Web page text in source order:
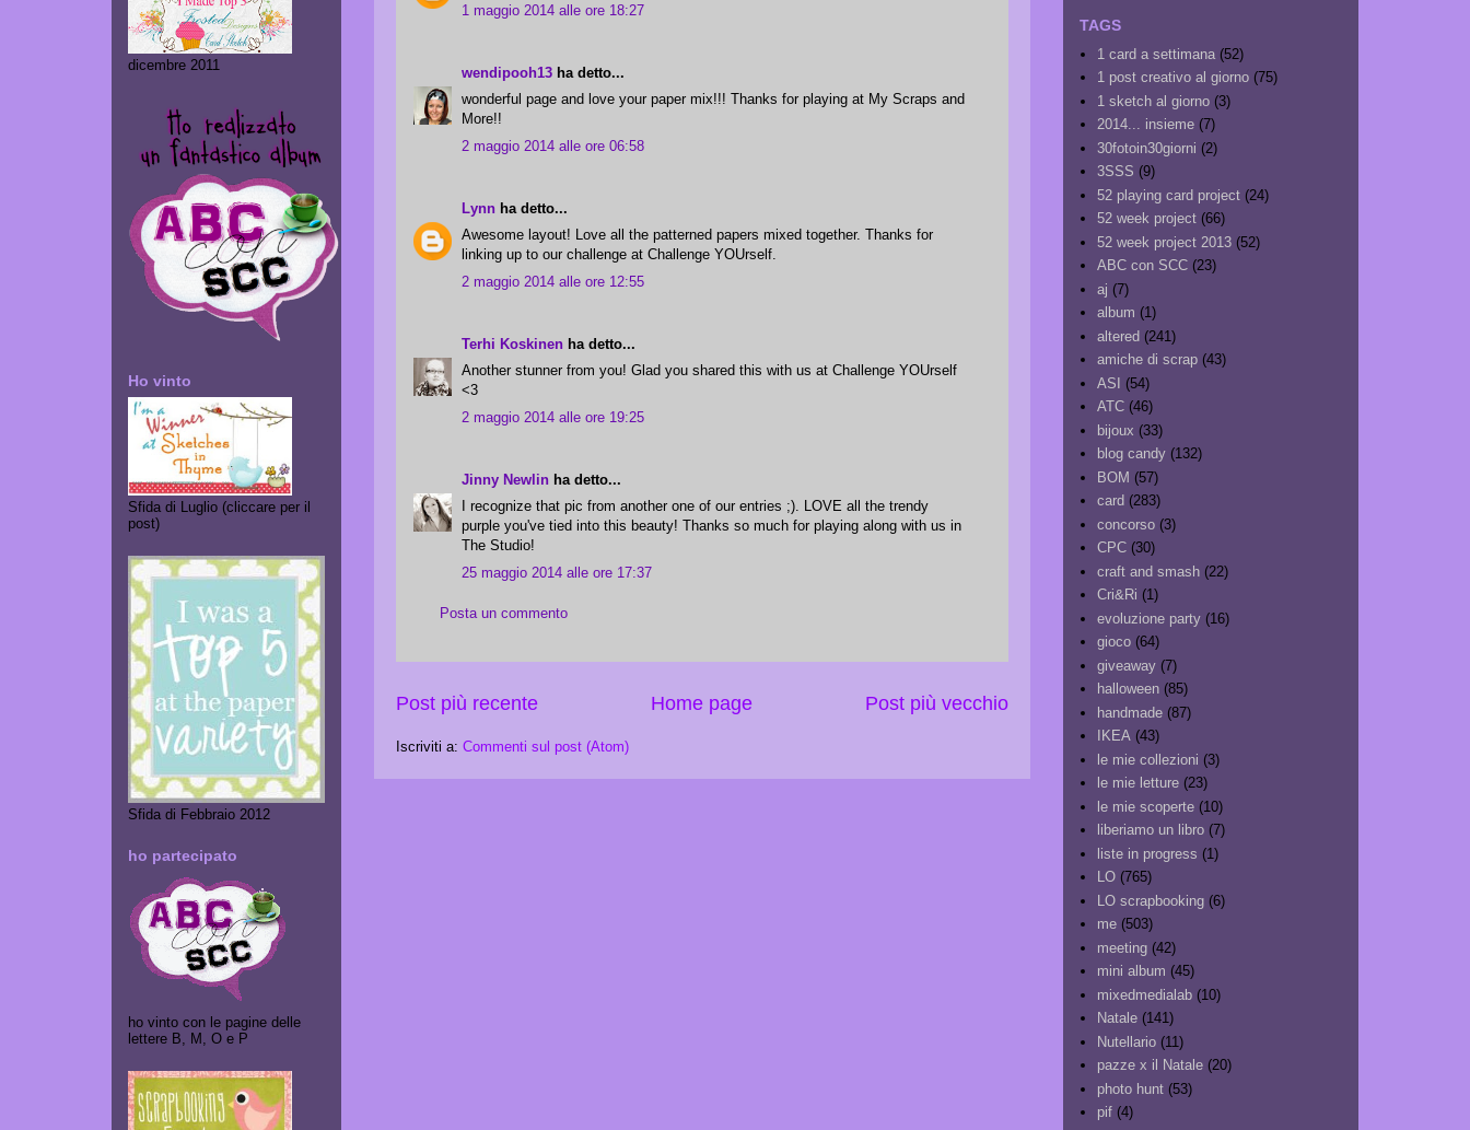
1 maggio 2014 alle ore 18:27
wendipooh13 ha detto...
wonderful page and love your paper mix!!! Thanks for playing at My Scraps and
More!!
2 maggio 2014 alle ore 06:58
Lynn ha detto...
Awesome layout! Love all the patterned papers mixed together. Thanks for
linking up to our challenge at Challenge YOUrself.
2 maggio 2014 alle ore 12:55
Terhi Koskinen ha detto...
Another stunner from you! Glad you shared this with us at Challenge YOUrself
<3
2 maggio 2014 alle ore 19:25
Jinny Newlin ha detto...
I recognize that pic from another one of our entries ;). LOVE all the trendy
purple you've tied into this beauty! Thanks so much for playing along with us in
The Studio!
25 maggio 2014 alle ore 17:37
Posta un commento
Post più recente Post più vecchio
Home page
Iscriviti a: Commenti sul post (Atom)
dicembre 2011
Ho vinto
Sfida di Luglio (cliccare per il
post)
Sfida di Febbraio 2012
ho partecipato
ho vinto con le pagine delle
lettere B, M, O e P
TAGS
1 card a settimana (52)
1 post creativo al giorno (75)
1 sketch al giorno (3)
2014... insieme (7)
30fotoin30giorni (2)
3SSS (9)
52 playing card project (24)
52 week project (66)
52 week project 2013 (52)
ABC con SCC (23)
aj (7)
album (1)
altered (241)
amiche di scrap (43)
ASI (54)
ATC (46)
bijoux (33)
blog candy (132)
BOM (57)
card (283)
concorso (3)
CPC (30)
craft and smash (22)
Cri&Ri (1)
evoluzione party (16)
gioco (64)
giveaway (7)
halloween (85)
handmade (87)
IKEA (43)
le mie collezioni (3)
le mie letture (23)
le mie scoperte (10)
liberiamo un libro (7)
liste in progress (1)
LO (765)
LO scrapbooking (6)
me (503)
meeting (42)
mini album (45)
mixedmedialab (10)
Natale (141)
Nutellario (11)
pazze x il Natale (20)
photo hunt (53)
pif (4)